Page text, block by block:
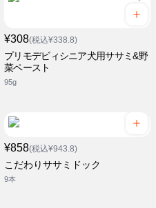
¥308(税込¥338.8)
プリモデビィシニア犬用ササミ&野
菜ペースト
95g
¥858(税込¥943.8)
こだわりササミドック
9本